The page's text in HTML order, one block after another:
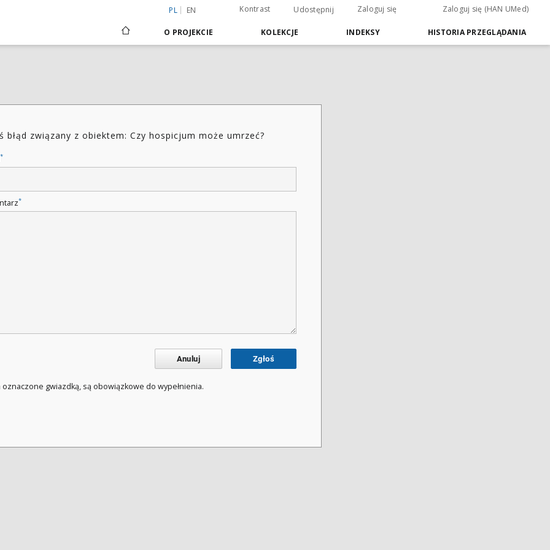
PL EN Kontrast Udostępnij Zaloguj się Zaloguj się (HAN UMed)
O PROJEKCIE KOLEKCJE INDEKSY HISTORIA PRZEGLĄDANIA
błąd związany z obiektem: Czy hospicjum może umrzeć?
*
*
Anuluj Zgłoś
oznaczone gwiazdką, są obowiązkowe do wypełnienia.